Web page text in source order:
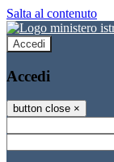
Salta al contenuto
Accedi
Accedi
button close ×